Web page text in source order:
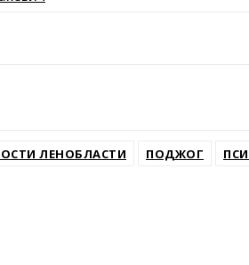
ЛЕНОБЛАСТИ ПОДЖОГ